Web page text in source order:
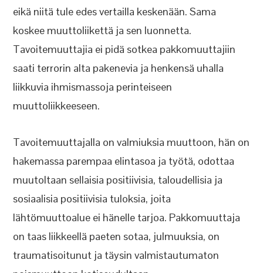
eikä niitä tule edes vertailla keskenään. Sama
koskee muuttoliikettä ja sen luonnetta.
Tavoitemuuttajia ei pidä sotkea pakkomuuttajiin
saati terrorin alta pakenevia ja henkensä uhalla
liikkuvia ihmismassoja perinteiseen
muuttoliikkeeseen.
Tavoitemuuttajalla on valmiuksia muuttoon, hän on
hakemassa parempaa elintasoa ja työtä, odottaa
muutoltaan sellaisia positiivisia, taloudellisia ja
sosiaalisia positiivisia tuloksia, joita
lähtömuuttoalue ei hänelle tarjoa. Pakkomuuttaja
on taas liikkeellä paeten sotaa, julmuuksia, on
traumatisoitunut ja täysin valmistautumaton